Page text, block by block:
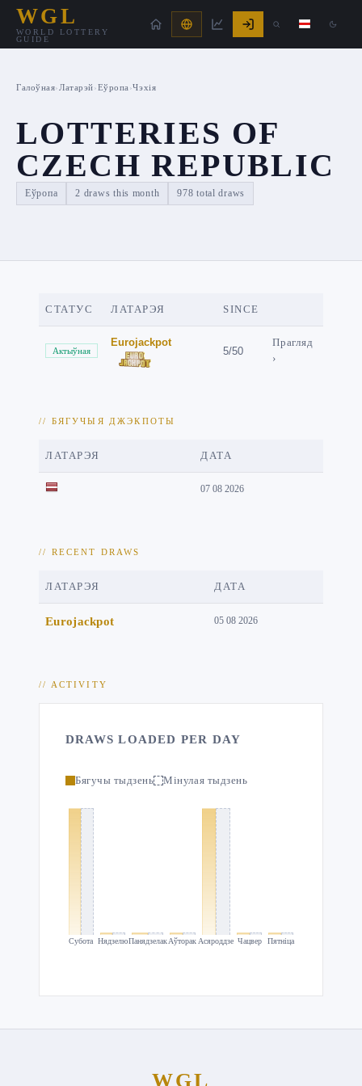
WGL
WORLD LOTTERY
GUIDE
Галоўная› Латарэй›Еўропа ›Чэхія
LOTTERIES OF
CZECH REPUBLIC
Еўропа 2 draws this month 978 total draws
СТАТУС ЛАТАРЭЯ SINCE
Актыўная
Eurojackpot
5/50
Прагляд
›
// БЯГУЧЫЯ ДЖЭКПОТЫ
ЛАТАРЭЯ ДАТА
07 08 2026
// RECENT DRAWS
ЛАТАРЭЯ ДАТА
Eurojackpot 05 08 2026
// ACTIVITY
DRAWS LOADED PER DAY
Бягучы тыдзень Мінулая тыдзень
Субота НядзелюПанядзелак Аўторак Асяроддзе Чацвер Пятніца
WGL